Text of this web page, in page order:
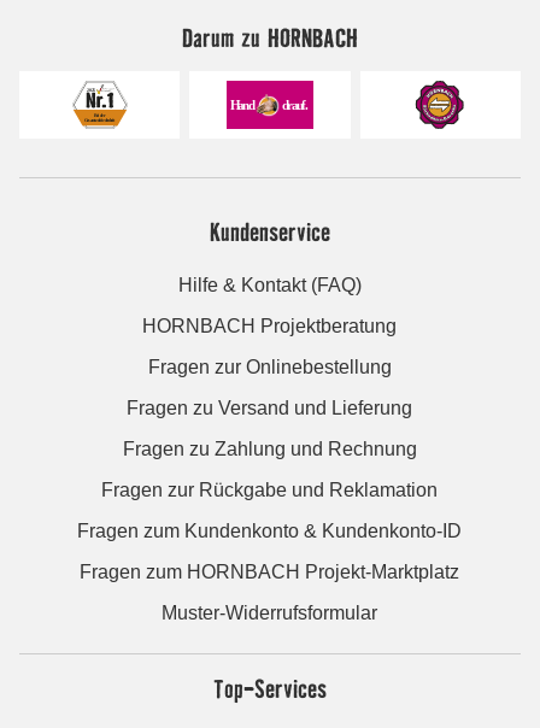
Darum zu HORNBACH
Kundenservice
Hilfe & Kontakt (FAQ)
HORNBACH Projektberatung
Fragen zur Onlinebestellung
Fragen zu Versand und Lieferung
Fragen zu Zahlung und Rechnung
Fragen zur Rückgabe und Reklamation
Fragen zum Kundenkonto & Kundenkonto-ID
Fragen zum HORNBACH Projekt-Marktplatz
Muster-Widerrufsformular
Top-Services